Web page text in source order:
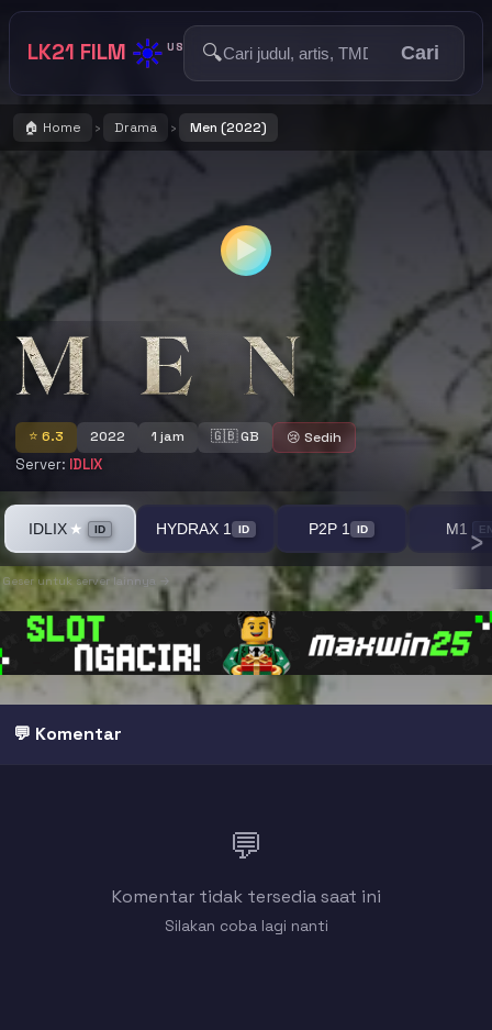
LK21 FILM ☀️ US 🔍 Cari
🏠 Home › Drama › Men (2022)
Men
⭐ 6.3 2022 1 jam 🇬🇧 GB 😢 Sedih
Server: IDLIX
▶
IDLIX ★ ID HYDRAX 1 ID P2P 1 ID M1 ›
Geser untuk server lainnya →
💬 Komentar
💬
Komentar tidak tersedia saat ini
Silakan coba lagi nanti